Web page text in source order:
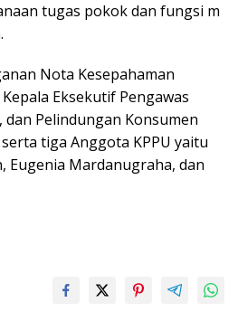
tugas pokok dan fungsi m
Nota Kesepahaman
Eksekutif Pengawas
dan Pelindungan Konsumen
tiga Anggota KPPU yaitu
Eugenia Mardanugraha, dan